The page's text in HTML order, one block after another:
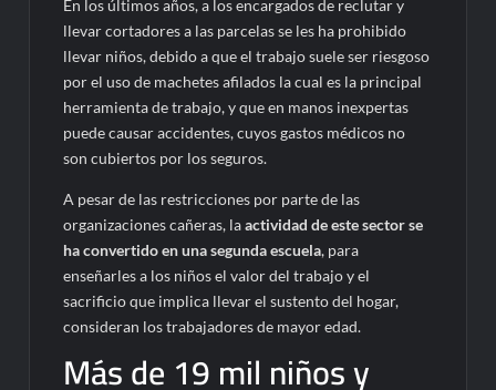
En los últimos años, a los encargados de reclutar y
llevar cortadores a las parcelas se les ha prohibido
llevar niños, debido a que el trabajo suele ser riesgoso
por el uso de machetes afilados la cual es la principal
herramienta de trabajo, y que en manos inexpertas
puede causar accidentes, cuyos gastos médicos no
son cubiertos por los seguros.
A pesar de las restricciones por parte de las
organizaciones cañeras, laactividad de este sector se
ha convertido en una segunda escuela, para
enseñarles a los niños el valor del trabajo y el
sacrificio que implica llevar el sustento del hogar,
consideran los trabajadores de mayor edad.
Más de 19 mil niños y